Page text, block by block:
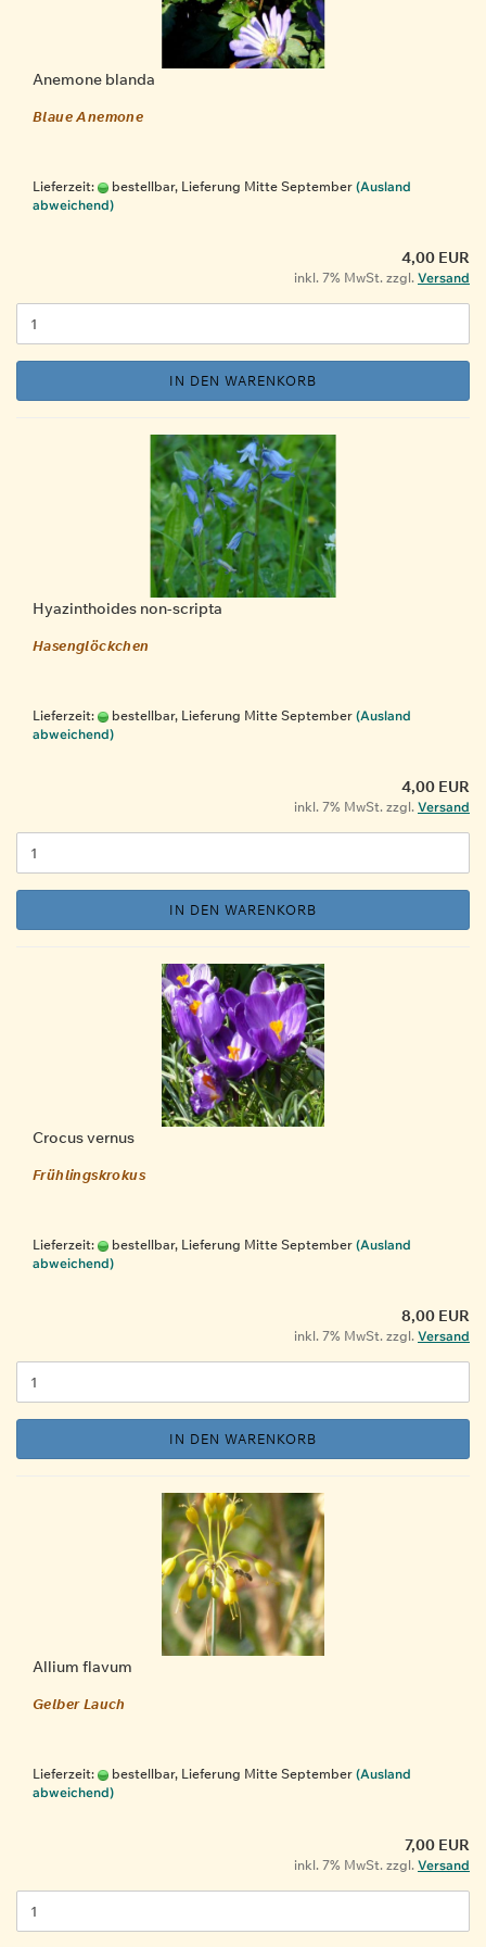
Anemone blanda
Blaue Anemone
Lieferzeit: bestellbar, Lieferung Mitte September (Ausland
abweichend)
4,00 EUR
inkl. 7% MwSt. zzgl. Versand
IN DEN WARENKORB
Hyazinthoides non-scripta
Hasenglöckchen
Lieferzeit: bestellbar, Lieferung Mitte September (Ausland
abweichend)
4,00 EUR
inkl. 7% MwSt. zzgl. Versand
IN DEN WARENKORB
Crocus vernus
Frühlingskrokus
Lieferzeit: bestellbar, Lieferung Mitte September (Ausland
abweichend)
8,00 EUR
inkl. 7% MwSt. zzgl. Versand
IN DEN WARENKORB
Allium flavum
Gelber Lauch
Lieferzeit: bestellbar, Lieferung Mitte September (Ausland
abweichend)
7,00 EUR
inkl. 7% MwSt. zzgl. Versand